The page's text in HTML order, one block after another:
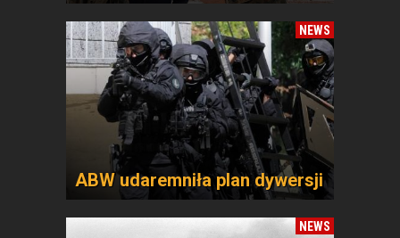
NEWS
ABW udaremniła plan dywersji
NEWS